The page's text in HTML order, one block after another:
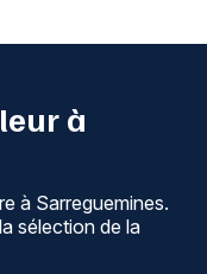
à
à Sarreguemines.
sélection de la